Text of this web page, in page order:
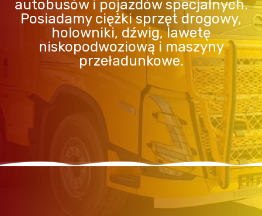
autobusów i pojazdów specjalnych.
Posiadamy ciężki sprzęt drogowy,
holowniki, dźwig, lawetę
niskopodwoziową i maszyny
przeładunkowe.